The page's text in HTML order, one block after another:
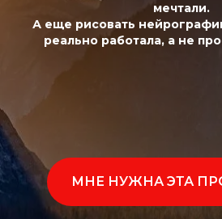
мечтали.
А еще рисовать
реально работала, а не
МНЕ НУЖНА ЭТА